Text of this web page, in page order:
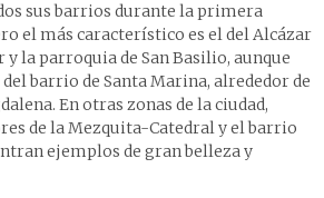
sus barrios durante la primera
el más característico es el del Alcázar
la parroquia de San Basilio, aunque
barrio de Santa Marina, alrededor de
En otras zonas de la ciudad,
de la Mezquita-Catedral y el barrio
ejemplos de gran belleza y